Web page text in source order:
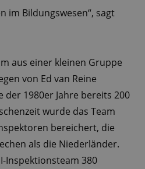
im Bildungswesen“, sagt
aus einer kleinen Gruppe
von Ed van Reine
der 1980er Jahre bereits 200
wurde das Team
bereichert, die
als die Niederländer.
Inspektionsteam 380